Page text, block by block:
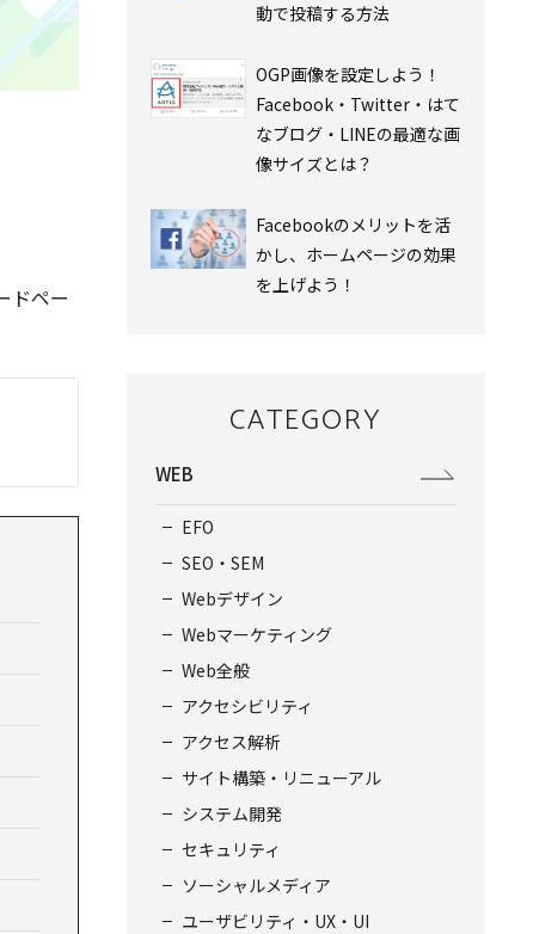
ドペー
動で投稿する方法
OGP画像を設定しよう！
Facebook・Twitter・はて
なブログ・LINEの最適な画
像サイズとは？
Facebookのメリットを活
かし、ホームページの効果
を上げよう！
CATEGORY
WEB
EFO
SEO・SEM
Webデザイン
Webマーケティング
Web全般
アクセシビリティ
アクセス解析
サイト構築・リニューアル
システム開発
セキュリティ
ソーシャルメディア
ユーザビリティ・UX・UI